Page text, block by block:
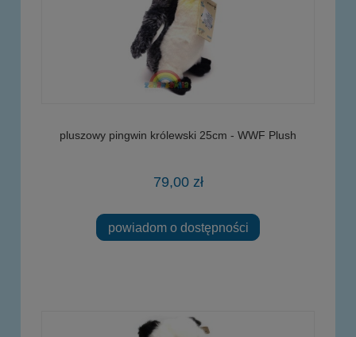
pluszowy pingwin królewski 25cm - WWF Plush
79,00 zł
powiadom o dostępności